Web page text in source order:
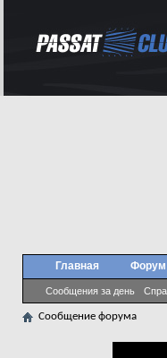
Главная Форум
Сообщения за день
Сообщение форума